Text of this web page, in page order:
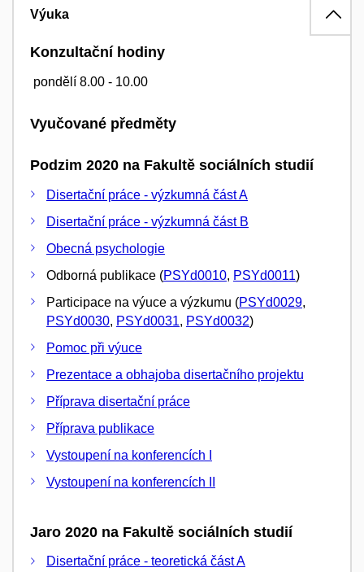
Výuka
Konzultační hodiny
pondělí 8.00 - 10.00
Vyučované předměty
Podzim 2020 na Fakultě sociálních studií
Disertační práce - výzkumná část A
Disertační práce - výzkumná část B
Obecná psychologie
Odborná publikace (PSYd0010, PSYd0011)
Participace na výuce a výzkumu (PSYd0029,
PSYd0030, PSYd0031, PSYd0032)
Pomoc při výuce
Prezentace a obhajoba disertačního projektu
Příprava disertační práce
Příprava publikace
Vystoupení na konferencích I
Vystoupení na konferencích II
Jaro 2020 na Fakultě sociálních studií
Disertační práce - teoretická část A